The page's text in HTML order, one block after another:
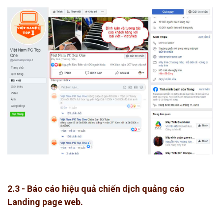
2.3 - Báo cáo hiệu quả chiến dịch quảng cáo
Landing page web.